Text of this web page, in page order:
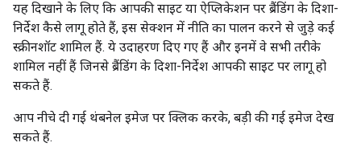
यह दिखाने के लिए कि आपकी साइट या ऐप्लिकेशन पर ब्रैंडिंग के दिशा-
निर्देश कैसे लागू होते हैं, इस सेक्शन में नीति का पालन करने से जुड़े कई
स्क्रीनशॉट शामिल हैं. ये उदाहरण दिए गए हैं और इनमें वे सभी तरीके
शामिल नहीं हैं जिनसे ब्रैंडिंग के दिशा-निर्देश आपकी साइट पर लागू हो
सकते हैं.
आप नीचे दी गई थंबनेल इमेज पर क्लिक करके, बड़ी की गई इमेज देख
सकते हैं.